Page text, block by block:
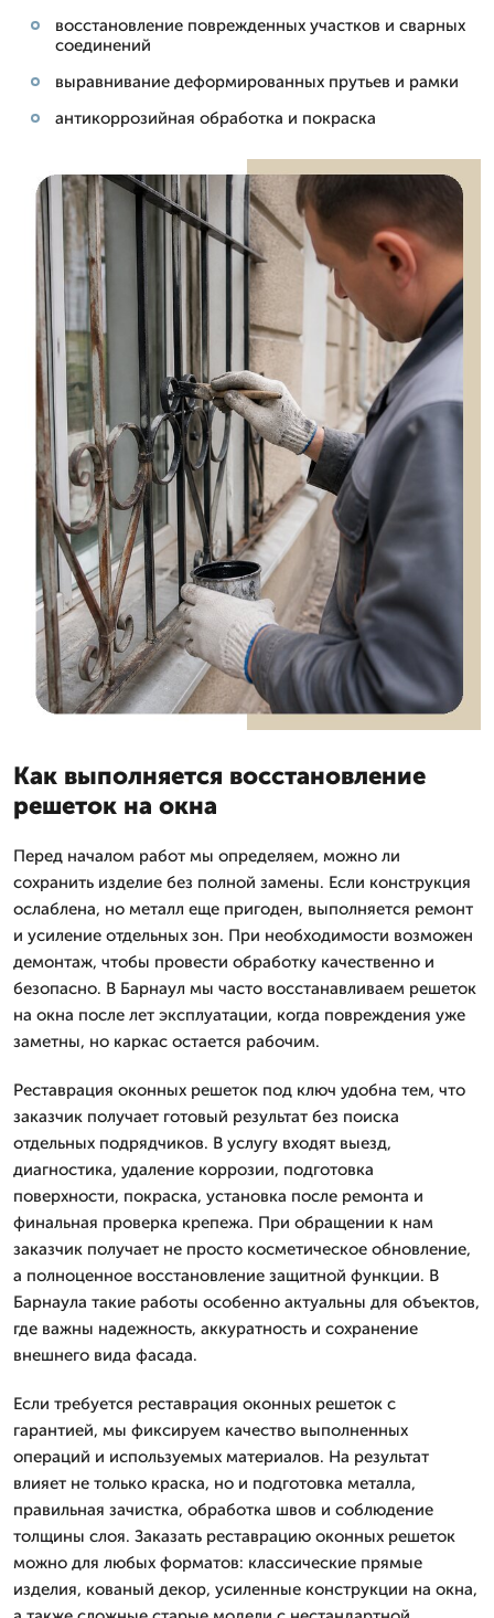
восстановление поврежденных участков и сварных
соединений
выравнивание деформированных прутьев и рамки
антикоррозийная обработка и покраска
Как выполняется восстановление
решеток на окна
Перед началом работ мы определяем, можно ли
сохранить изделие без полной замены. Если конструкция
ослаблена, но металл еще пригоден, выполняется ремонт
и усиление отдельных зон. При необходимости возможен
демонтаж, чтобы провести обработку качественно и
безопасно. В Барнаул мы часто восстанавливаем решеток
на окна после лет эксплуатации, когда повреждения уже
заметны, но каркас остается рабочим.
Реставрация оконных решеток под ключ удобна тем, что
заказчик получает готовый результат без поиска
отдельных подрядчиков. В услугу входят выезд,
диагностика, удаление коррозии, подготовка
поверхности, покраска, установка после ремонта и
финальная проверка крепежа. При обращении к нам
заказчик получает не просто косметическое обновление,
а полноценное восстановление защитной функции. В
Барнаула такие работы особенно актуальны для объектов,
где важны надежность, аккуратность и сохранение
внешнего вида фасада.
Если требуется реставрация оконных решеток с
гарантией, мы фиксируем качество выполненных
операций и используемых материалов. На результат
влияет не только краска, но и подготовка металла,
правильная зачистка, обработка швов и соблюдение
толщины слоя. Заказать реставрацию оконных решеток
можно для любых форматов: классические прямые
изделия, кованый декор, усиленные конструкции на окна,